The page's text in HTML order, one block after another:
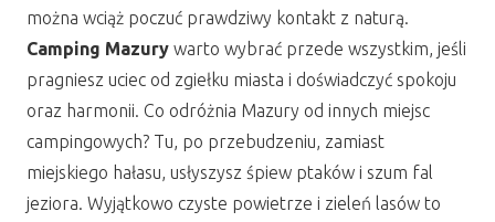
można wciąż poczuć prawdziwy kontakt z naturą.
Camping Mazury warto wybrać przede wszystkim, jeśli
pragniesz uciec od zgiełku miasta i doświadczyć spokoju
oraz harmonii. Co odróżnia Mazury od innych miejsc
campingowych? Tu, po przebudzeniu, zamiast
miejskiego hałasu, usłyszysz śpiew ptaków i szum fal
jeziora. Wyjątkowo czyste powietrze i zieleń lasów to